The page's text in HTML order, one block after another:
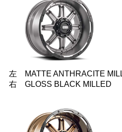
左 MATTE ANTHRACITE
右 GLOSS BLACK MILLED